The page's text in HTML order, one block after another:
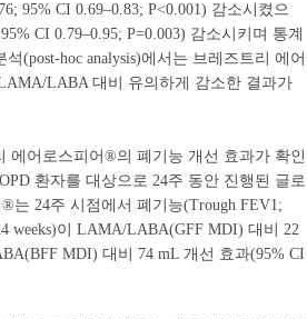
95% CI 0.69–0.83; P<0.001) 감소시켰으
CI 0.79–0.95; P=0.003) 감소시키며 통계
(post-hoc analysis)에서는 브레즈트리 에어
LABA 대비 유의하게 감소한 결과가
에어로스피어®의 폐기능 개선 효과가 확인
환자를 대상으로 24주 동안 진행된 글로
는 24주 시점에서 폐기능(Trough FEV1;
weeks)이 LAMA/LABA(GFF MDI) 대비 22
MDI) 대비 74 mL 개선 효과(95% CI